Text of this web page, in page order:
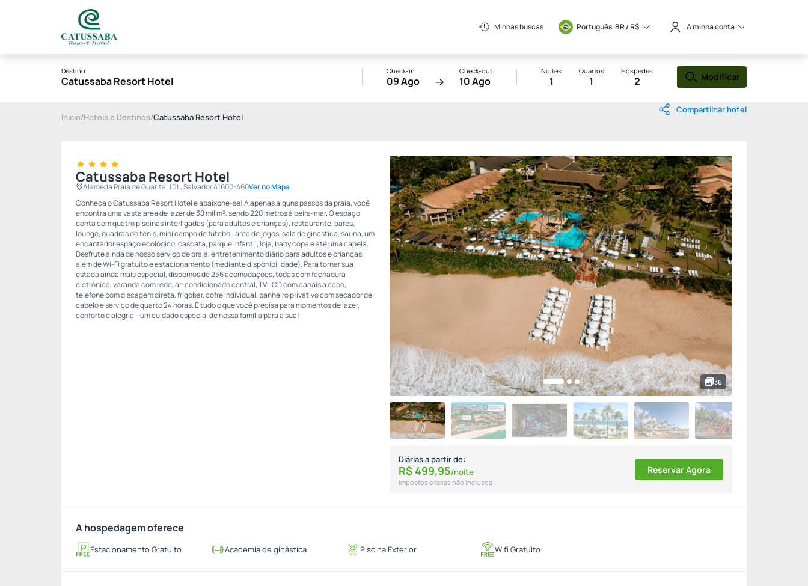
Minhas buscas Português, BR / R$ A minha conta
Destino
Catussaba Resort Hotel
Check-in
09 Ago
Check-out
10 Ago
Noites
1
Quartos
1
Hóspedes
2 Modificar
Início/Hotéis e Destinos/Catussaba Resort Hotel
Compartilhar hotel
Catussaba Resort Hotel
Alameda Praia de Guaritá, 101 , Salvador 41600-460Ver no Mapa
Conheça o Catussaba Resort Hotel e apaixone-se! A apenas alguns passos da praia, você
encontra uma vasta área de lazer de 38 mil m², sendo 220 metros à beira-mar. O espaço
conta com quatro piscinas interligadas (para adultos e crianças), restaurante, bares,
lounge, quadras de tênis, mini campo de futebol, área de jogos, sala de ginástica, sauna, um
encantador espaço ecológico, cascata, parque infantil, loja, baby copa e até uma capela.
Desfrute ainda de nosso serviço de praia, entretenimento diário para adultos e crianças,
além de Wi-Fi gratuito e estacionamento (mediante disponibilidade). Para tornar sua
estada ainda mais especial, dispomos de 256 acomodações, todas com fechadura
eletrônica, varanda com rede, ar-condicionado central, TV LCD com canais a cabo,
telefone com discagem direta, frigobar, cofre individual, banheiro privativo com secador de
cabelo e serviço de quarto 24 horas. É tudo o que você precisa para momentos de lazer,
conforto e alegria – um cuidado especial de nossa família para a sua!
36
Diárias a partir de:
R$ 499,95/noite
Impostos e taxas não inclusos
Reservar Agora
A hospedagem oferece
Estacionamento Gratuito Academia de ginástica Piscina Exterior Wifi Gratuito